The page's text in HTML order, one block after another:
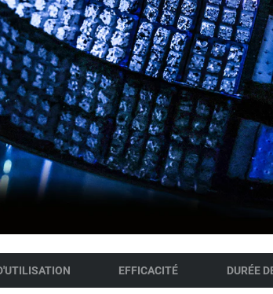
EFFICACITÉ DURÉE